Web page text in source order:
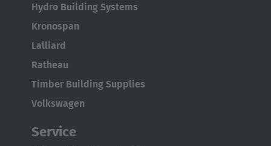
Österreich
Deutsch
Hydro Building Systems
Kronospan
Lalliard
Ratheau
Timber Building Supplies
Volkswagen
Service